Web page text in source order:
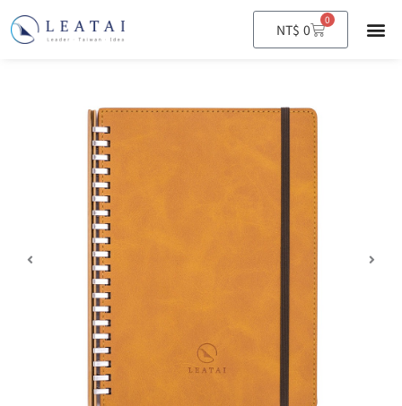
NT$ 0
0
購
物